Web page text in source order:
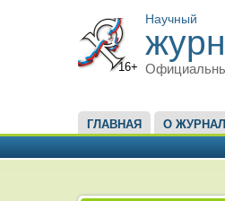
16+
Научный
ГЛАВНОЕ МЕНЮ
ГЛАВНАЯ О